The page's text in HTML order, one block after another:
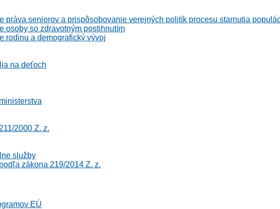
práva seniorov a prispôsobovanie verejných politík procesu starnutia
osoby so zdravotným postihnutím
rodinu a demografický vývoj
na deťoch
2000 Z. z.
služby
zákona 219/2014 Z. z.
EÚ